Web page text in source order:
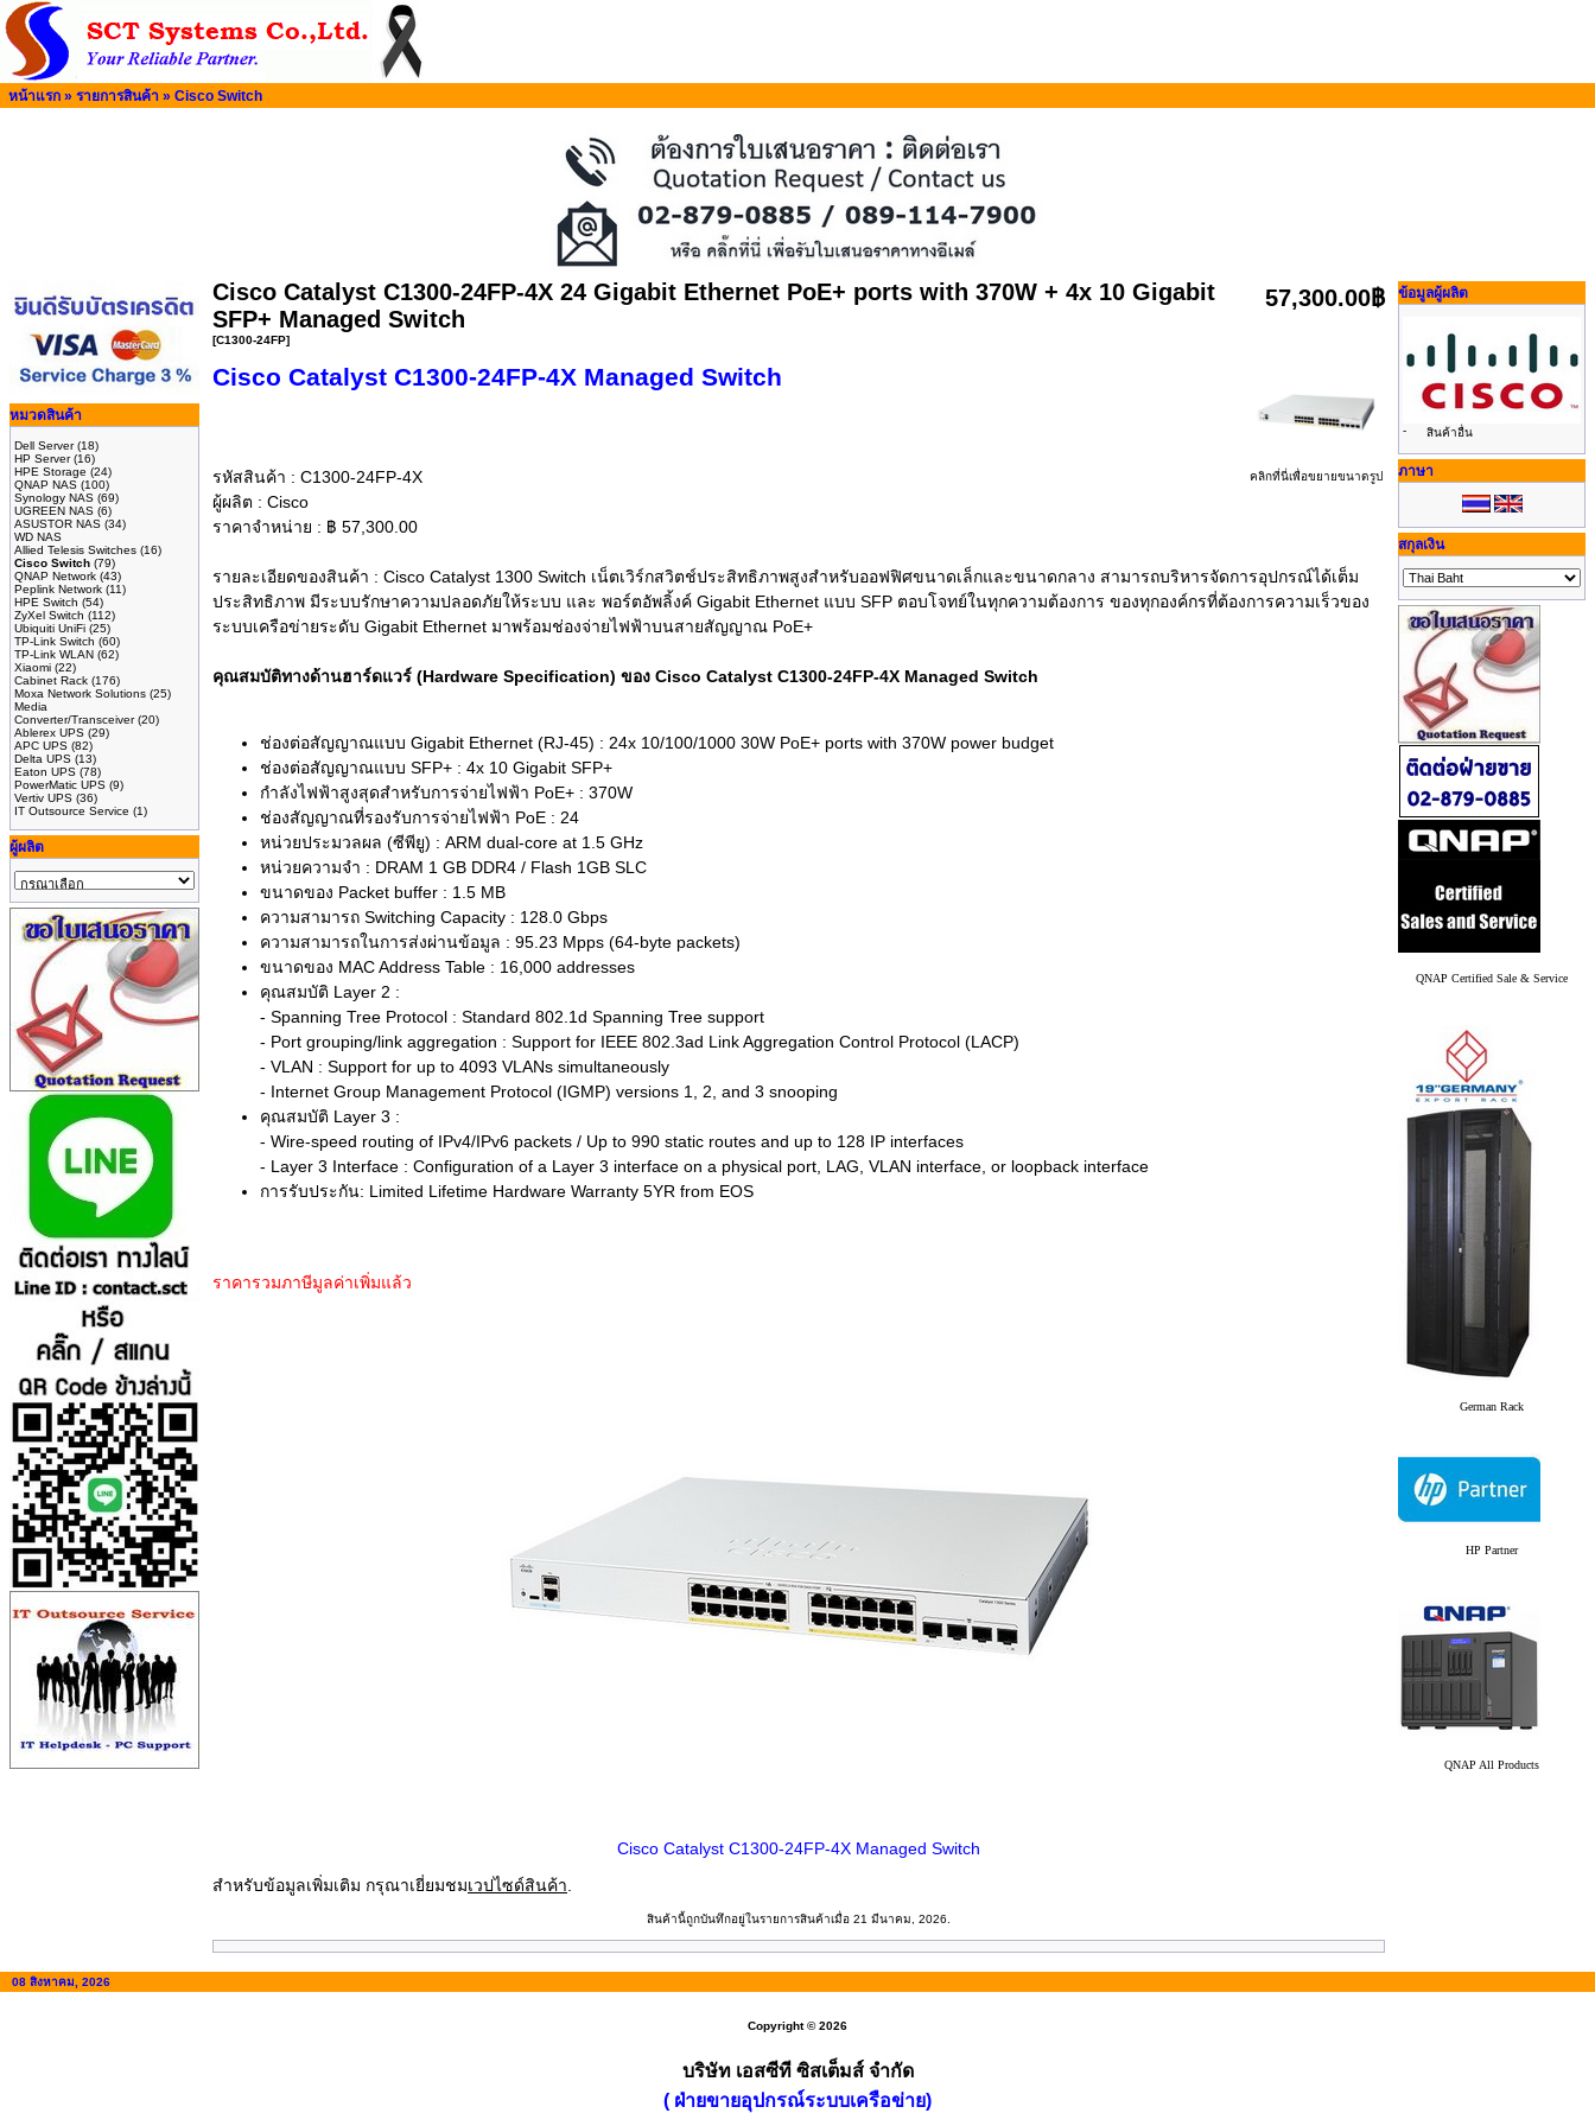
หน้าแรก » รายการสินค้า » Cisco Switch
หมวดสินค้า
Dell Server(18)
HP Server(16)
HPE Storage (24)
QNAP NAS (100)
Synology NAS (69)
UGREEN NAS (6)
ASUSTOR NAS (34)
WD NAS
Allied Telesis Switches (16)
Cisco Switch (79)
QNAP Network (43)
Peplink Network (11)
HPE Switch (54)
ZyXel Switch (112)
Ubiquiti UniFi (25)
TP-Link Switch (60)
TP-Link WLAN (62)
Xiaomi (22)
Cabinet Rack (176)
Moxa Network Solutions (25)
Media
Converter/Transceiver(20)
Ablerex UPS (29)
APC UPS (82)
Delta UPS (13)
Eaton UPS (78)
PowerMatic UPS (9)
Vertiv UPS (36)
IT Outsource Service (1)
ผู้ผลิต
Cisco Catalyst C1300-24FP-4X 24 Gigabit Ethernet PoE+ ports with 370W + 4x 10 Gigabit
SFP+ Managed Switch
[C1300-24FP]
57,300.00฿
คลิกที่นี่เพื่อขยายขนาดรูป
Cisco Catalyst C1300-24FP-4X Managed Switch
รหัสสินค้า : C1300-24FP-4X
ผู้ผลิต : Cisco
ราคาจำหน่าย : ฿ 57,300.00
รายละเอียดของสินค้า : Cisco Catalyst 1300 Switch เน็ตเวิร์กสวิตช์ประสิทธิภาพสูงสำหรับออฟฟิศขนาดเล็กและขนาดกลาง สามารถบริหารจัดการอุปกรณ์ได้เต็ม
ประสิทธิภาพ มีระบบรักษาความปลอดภัยให้ระบบ และ พอร์ตอัพลิ้งค์ Gigabit Ethernet แบบ SFP ตอบโจทย์ในทุกความต้องการ ของทุกองค์กรที่ต้องการความเร็วของ
ระบบเครือข่ายระดับ Gigabit Ethernet มาพร้อมช่องจ่ายไฟฟ้าบนสายสัญญาณ PoE+
คุณสมบัติทางด้านฮาร์ดแวร์ (Hardware Specification) ของ Cisco Catalyst C1300-24FP-4X Managed Switch
ช่องต่อสัญญาณแบบ Gigabit Ethernet (RJ-45) : 24x 10/100/1000 30W PoE+ ports with 370W power budget
ช่องต่อสัญญาณแบบ SFP+ : 4x 10 Gigabit SFP+
กำลังไฟฟ้าสูงสุดสำหรับการจ่ายไฟฟ้า PoE+ : 370W
ช่องสัญญาณที่รองรับการจ่ายไฟฟ้า PoE : 24
หน่วยประมวลผล (ซีพียู) : ARM dual-core at 1.5 GHz
หน่วยความจำ : DRAM 1 GB DDR4 / Flash 1GB SLC
ขนาดของ Packet buffer : 1.5 MB
ความสามารถ Switching Capacity : 128.0 Gbps
ความสามารถในการส่งผ่านข้อมูล : 95.23 Mpps (64-byte packets)
ขนาดของ MAC Address Table : 16,000 addresses
คุณสมบัติ Layer 2 :
- Spanning Tree Protocol : Standard 802.1d Spanning Tree support
- Port grouping/link aggregation : Support for IEEE 802.3ad Link Aggregation Control Protocol (LACP)
- VLAN : Support for up to 4093 VLANs simultaneously
- Internet Group Management Protocol (IGMP) versions 1, 2, and 3 snooping
คุณสมบัติ Layer 3 :
- Wire-speed routing of IPv4/IPv6 packets / Up to 990 static routes and up to 128 IP interfaces
- Layer 3 Interface : Configuration of a Layer 3 interface on a physical port, LAG, VLAN interface, or loopback interface
การรับประกัน: Limited Lifetime Hardware Warranty 5YR from EOS
ราคารวมภาษีมูลค่าเพิ่มแล้ว
Cisco Catalyst C1300-24FP-4X Managed Switch
สำหรับข้อมูลเพิ่มเติม กรุณาเยี่ยมชมเวปไซด์สินค้า
สินค้านี้ถูกบันทึกอยู่ในรายการสินค้าเมื่อ 21 มีนาคม, 2026.
ข้อมูลผู้ผลิต
- สินค้าอื่น
ภาษา
สกุลเงิน
QNAP Certified Sale & Service
German Rack
HP Partner
QNAP All Products
08 สิงหาคม, 2026
Copyright © 2026
บริษัท เอสซีที ซิสเต็มส์ จำกัด
( ฝ่ายขายอุปกรณ์ระบบเครือข่าย)